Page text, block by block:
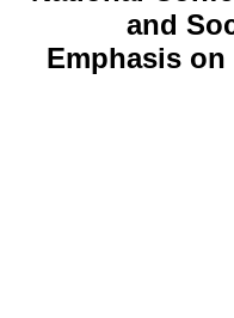
and
Emphasis